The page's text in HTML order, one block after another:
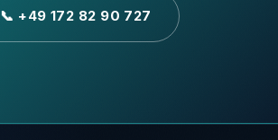
📞 +49 172 82 90 727